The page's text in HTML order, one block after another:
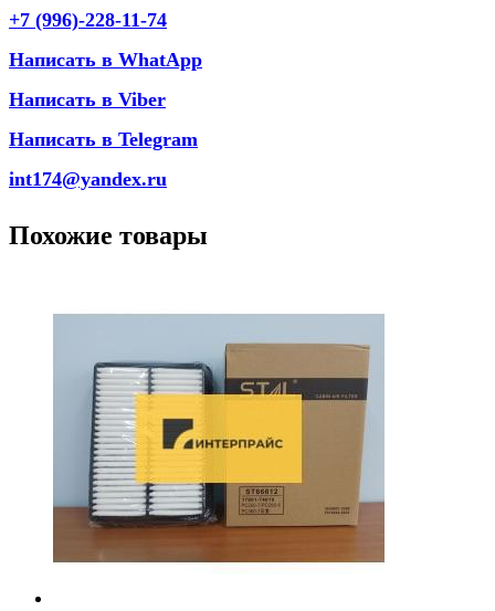
+7 (996)-228-11-74
Написать в WhatApp
Написать в Viber
Написать в Telegram
int174@yandex.ru
Похожие товары